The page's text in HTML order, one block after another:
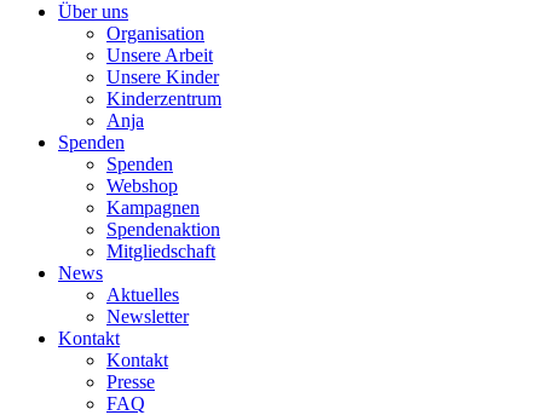
Über uns
Organisation
Unsere Arbeit
Unsere Kinder
Kinderzentrum
Anja
Spenden
Spenden
Webshop
Kampagnen
Spendenaktion
Mitgliedschaft
News
Aktuelles
Newsletter
Kontakt
Kontakt
Presse
FAQ